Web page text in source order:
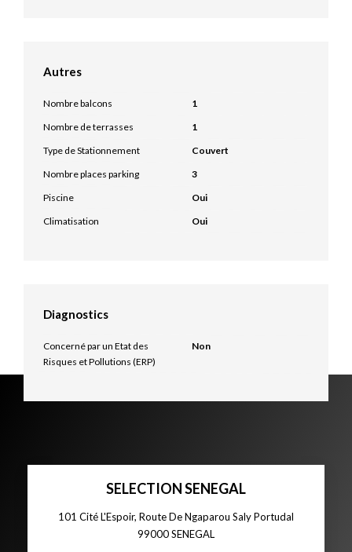
Autres
Nombre balcons
1
Nombre de terrasses
1
Type de Stationnement
Couvert
Nombre places parking
3
Piscine
Oui
Climatisation
Oui
Diagnostics
Concerné par un Etat des
Risques et Pollutions (ERP)
Non
SELECTION SENEGAL
101 Cité L'Espoir, Route De Ngaparou Saly Portudal
99000SENEGAL